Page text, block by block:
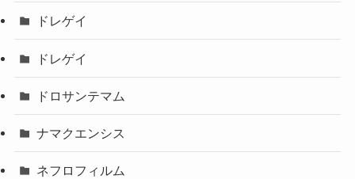
ドレゲイ
ドレゲイ
ドロサンテマム
ナマクエンシス
ネフロフィルム